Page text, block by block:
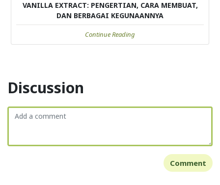
VANILLA EXTRACT: PENGERTIAN, CARA MEMBUAT,
DAN BERBAGAI KEGUNAANNYA
Continue Reading
Discussion
Comment